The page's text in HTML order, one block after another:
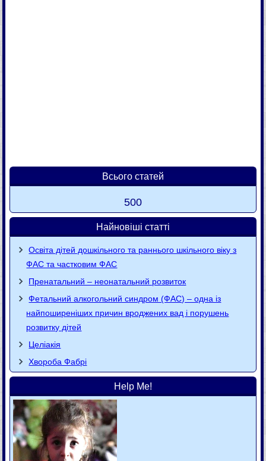
Всього статей
500
Найновіші статті
Освіта дітей дошкільного та раннього шкільного віку з
ФАС та частковим ФАС
Пренатальний – неонатальний розвиток
Фетальний алкогольний синдром (ФАС) – одна із
найпоширеніших причин вроджених вад і порушень
розвитку дітей
Целіакія
Хвороба Фaбpi
Help Me!